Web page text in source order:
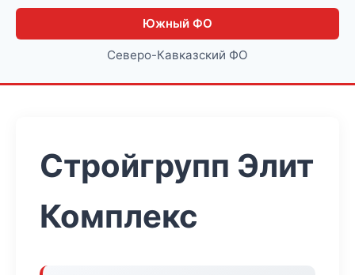
Южный ФО
Северо-Кавказский ФО
Стройгрупп Элит
Комплекс